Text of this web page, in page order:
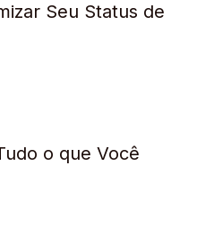
Seu Status de
o que Você